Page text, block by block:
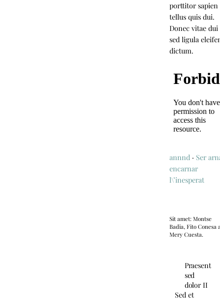
porttitor sapien
tellus quis dui.
Donec vitae dui
sed ligula
dictum.
annnd · Ser
encarnar
l\’inesperat
Sit amet: Montse
Badia, Fito Conesa
Mery Cuesta.
Praesent
sed
dolor II
Sed et